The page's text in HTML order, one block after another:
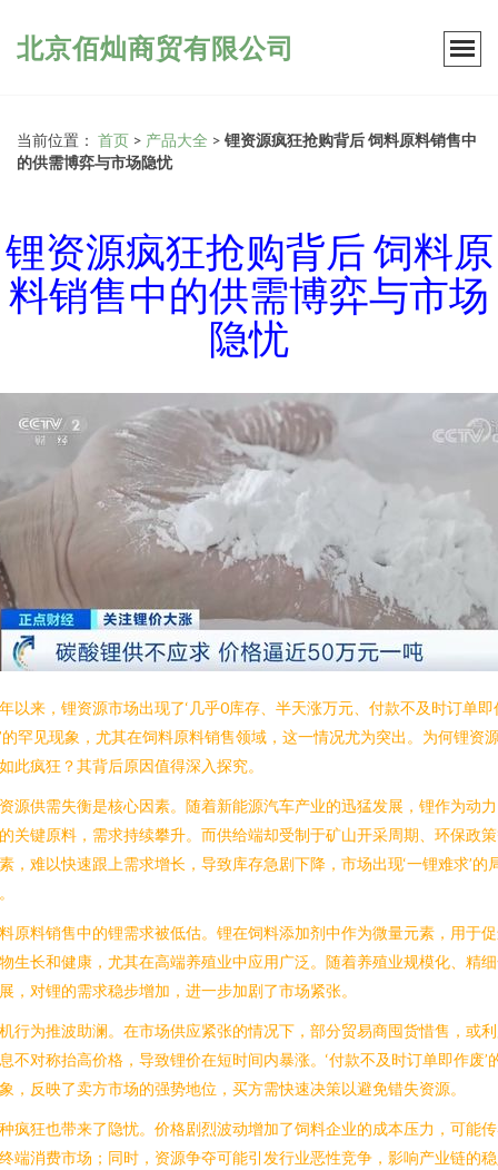
北京佰灿商贸有限公司
当前位置： 首页 > 产品大全 > 锂资源疯狂抢购背后 饲料原料销售中
的供需博弈与市场隐忧
锂资源疯狂抢购背后 饲料原
料销售中的供需博弈与市场
隐忧
以来，锂资源市场出现了‘几乎0库存、半天涨万元、付款不及时订单即
的罕见现象，尤其在饲料原料销售领域，这一情况尤为突出。为何锂资
此疯狂？其背后原因值得深入探究。
源供需失衡是核心因素。随着新能源汽车产业的迅猛发展，锂作为动
关键原料，需求持续攀升。而供给端却受制于矿山开采周期、环保政
，难以快速跟上需求增长，导致库存急剧下降，市场出现‘一锂难求’的
原料销售中的锂需求被低估。锂在饲料添加剂中作为微量元素，用于
生长和健康，尤其在高端养殖业中应用广泛。随着养殖业规模化、精
，对锂的需求稳步增加，进一步加剧了市场紧张。
行为推波助澜。在市场供应紧张的情况下，部分贸易商囤货惜售，或
不对称抬高价格，导致锂价在短时间内暴涨。‘付款不及时订单即作废’
，反映了卖方市场的强势地位，买方需快速决策以避免错失资源。
疯狂也带来了隐忧。价格剧烈波动增加了饲料企业的成本压力，可能
端消费市场；同时，资源争夺可能引发行业恶性竞争，影响产业链的